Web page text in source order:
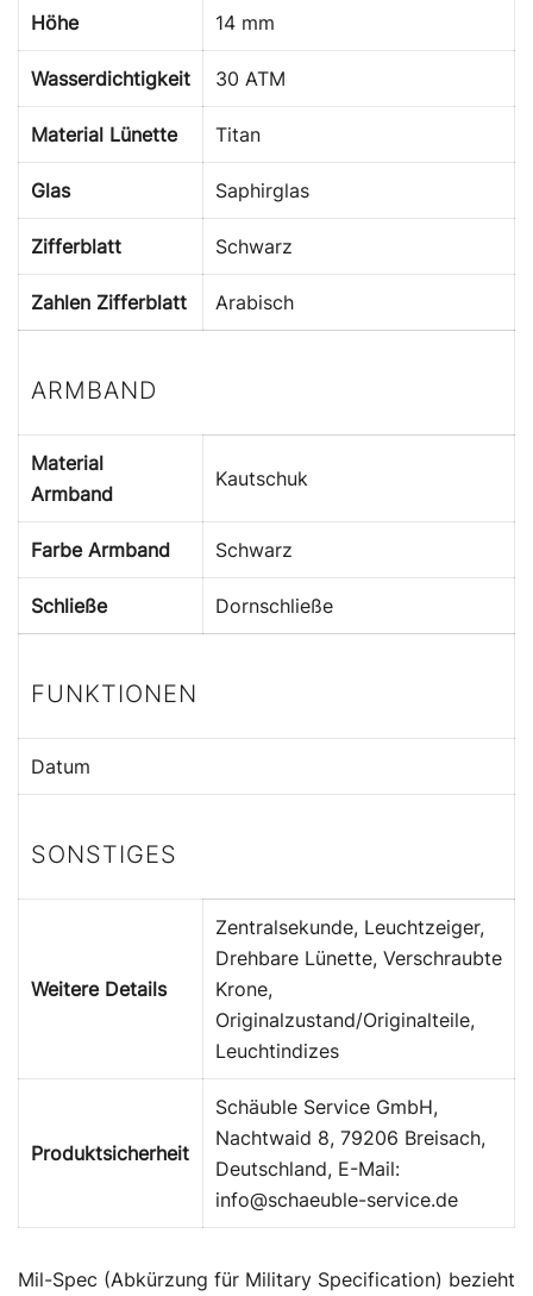
Höhe 14 mm
Wasserdichtigkeit 30 ATM
Material Lünette Titan
Glas Saphirglas
Zifferblatt Schwarz
Zahlen Zifferblatt Arabisch
ARMBAND
Material
Armband
Kautschuk
Farbe Armband Schwarz
Schließe Dornschließe
FUNKTIONEN
Datum
SONSTIGES
Weitere Details
Zentralsekunde, Leuchtzeiger,
Drehbare Lünette, Verschraubte
Krone,
Originalzustand/Originalteile,
Leuchtindizes
Produktsicherheit
Schäuble Service GmbH,
Nachtwaid 8, 79206 Breisach,
Deutschland, E-Mail:
info@schaeuble-service.de
Mil-Spec (Abkürzung für Military Specification) bezieht